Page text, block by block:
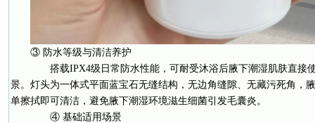
③ 防水等级与清洁养护
搭载IPX4级日常防水性能，可耐受沐浴后腋下潮湿肌肤直接
景。灯头为一体式平面蓝宝石无缝结构，无边角缝隙、无藏污死角，
单擦拭即可清洁，避免腋下潮湿环境滋生细菌引发毛囊炎。
④ 基础适用场景